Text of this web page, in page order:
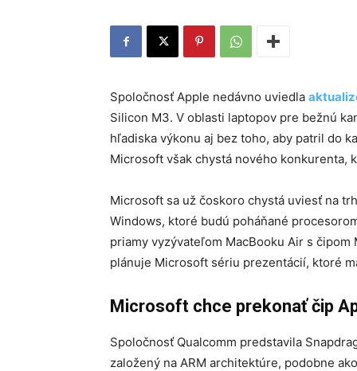
Spoločnosť Apple nedávno uviedla
Silicon M3. V oblasti laptopov pre bežnú
hľadiska výkonu aj bez toho, aby patril do
Microsoft však chystá nového konkurenta,
Microsoft sa už čoskoro chystá uviesť na
Windows, ktoré budú poháňané
priamy vyzývateľom MacBooku Air s
plánuje Microsoft sériu prezentácií, ktoré
Microsoft chce prekonať čip
Spoločnosť Qualcomm predstavila
založený na ARM architektúre, podobne